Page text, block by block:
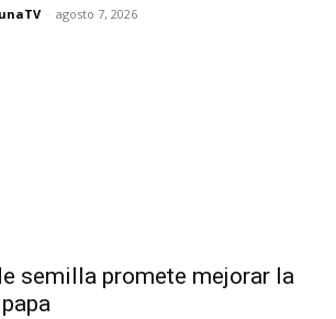
- agosto 7, 2026
semilla promete mejorar la